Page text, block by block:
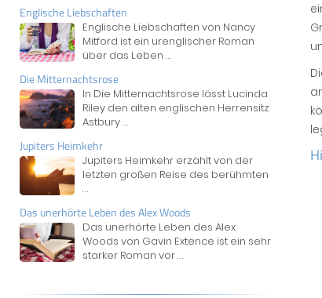
Englische Liebschaften
Englische Liebschaften von Nancy
Mitford ist ein urenglischer Roman
über das Leben ...
Die Mitternachtsrose
In Die Mitternachtsrose lässt Lucinda
Riley den alten englischen Herrensitz
Astbury...
Jupiters Heimkehr
Jupiters Heimkehr erzählt von der
letzten großen Reise des berühmten
...
Das unerhörte Leben des Alex Woods
Das unerhörte Leben des Alex
Woods von Gavin Extence ist ein sehr
starker Roman vor...